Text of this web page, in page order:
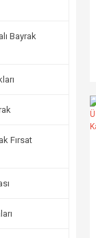
Bayrak
Fırsat